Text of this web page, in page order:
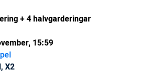
+ 4 halvgarderingar
15:59
X2